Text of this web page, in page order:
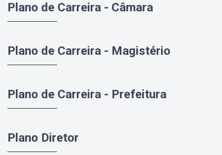
Plano de Carreira - Câmara
Plano de Carreira - Magistério
Plano de Carreira - Prefeitura
Plano Diretor